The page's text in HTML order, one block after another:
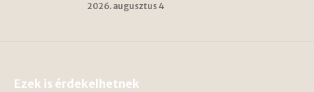
2026. augusztus 4
Ezek is érdekelhetnek